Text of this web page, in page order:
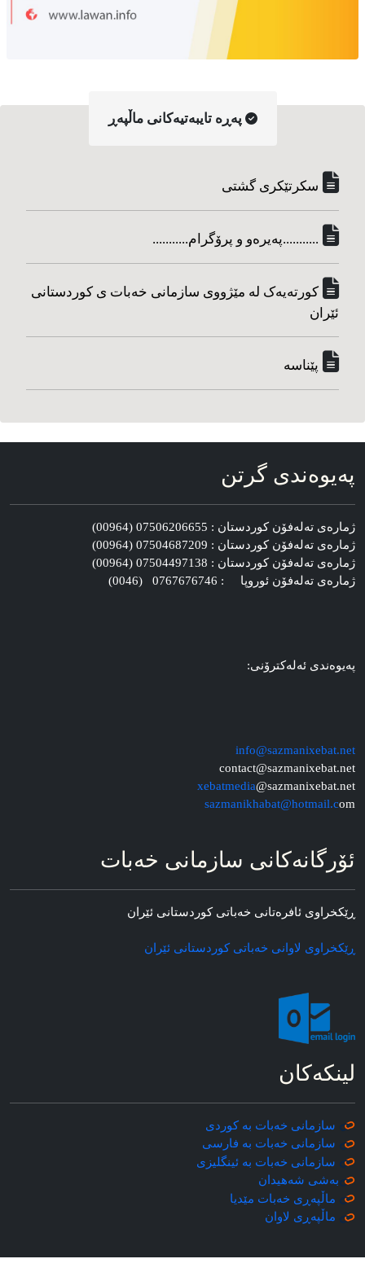
په‌ڕه‌ تایبه‌تیه‌کانی ماڵپه‌ڕ
سکرتێکری گشتی
...........په‌یره‌و و پرۆگرام...........
کورته‌یه‌ک له مێژووی سازمانی خه‌بات ی کوردستانی
ئێران
پێناسه‌
په‌یوه‌ندی گرتن
ژماره‌ی ته‌له‌فۆن کوردستان : 07506206655 (00964)
ژماره‌ی ته‌له‌فۆن کوردستان : 07504687209 (00964)
ژماره‌ی ته‌له‌فۆن کوردستان : 07504497138 (00964)
ژماره‌ی ته‌له‌فۆن ئوروپا : 0767676746 (0046)
په‌یوه‌ندی ئه‌له‌کترۆنی:
info@sazmanixebat.net
contact@sazmanixebat.net
xebatmedia@sazmanixebat.net
sazmanikhabat@hotmail.com
ئۆرگانه‌کانی سازمانی خه‌بات
ڕێکخراوی ئافره‌تانی خه‌باتی کوردستانی ئێران
ڕێکخراوی لاوانی خه‌باتی کوردستانی ئێران
لینکه‌کان
سازمانی خه‌بات به کوردی
سازمانی خه‌بات به فارسی
سازمانی خه‌بات به ئینگلیزی
به‌شی شه‌هیدان
ماڵپه‌ڕی خه‌بات مێدیا
ماڵپه‌ڕی لاوان